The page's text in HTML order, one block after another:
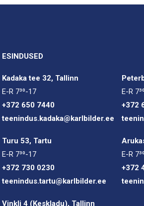
ESINDUSED
Kadaka tee 32, Tallinn
E-R 7³⁰-17
+372 650 7440
teenindus.kadaka@karlbilder.ee
E-R
+372
Turu 53, Tartu
E-R 7³⁰-17
+372 730 0230
teenindus.tartu@karlbilder.ee
E-R
+372
Vinkli 4 (Keskladu), Tallinn